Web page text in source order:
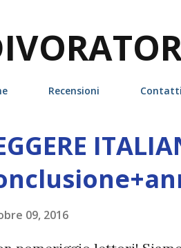
Recensioni Contatti
09, 2016